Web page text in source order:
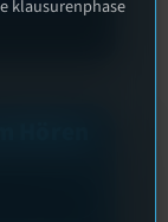
Hören
klausurenphase